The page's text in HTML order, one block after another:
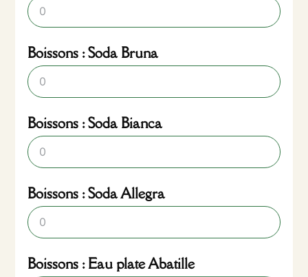
Boissons : Soda Bruna
Boissons : Soda Bianca
Boissons : Soda Allegra
Boissons : Eau plate Abatille